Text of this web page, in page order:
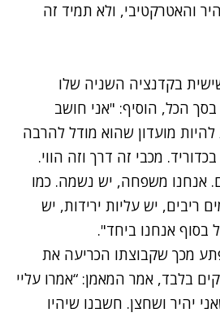
והאטרקטיבי, ולא תמיד זה
בקדנציה השניה שלו
הכל, הוסיף: "אני חושב
מועדון שהוא מודל להרבה
מכבי זה דרך וזה הווי.
אנחנו משפחה, יש נשמה. כמו
ריבים, יש עליות ירידות, יש
בסוף אנחנו ביחד".
מכך שקבוצתו הכריעה את
בלבד, אמר המאמן: “אמרו עליי
יהיר ושחצן. חשבנו שיהיו